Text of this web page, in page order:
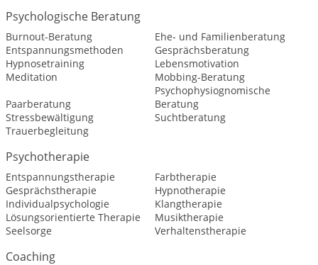
Psychologische Beratung
Burnout-Beratung
Ehe- und Familienberatung
Entspannungsmethoden
Gesprächsberatung
Hypnosetraining
Lebensmotivation
Meditation
Mobbing-Beratung
Paarberatung
Psychophysiognomische
Beratung
Stressbewältigung
Suchtberatung
Trauerbegleitung
Psychotherapie
Entspannungstherapie
Farbtherapie
Gesprächstherapie
Hypnotherapie
Individualpsychologie
Klangtherapie
Lösungsorientierte Therapie
Musiktherapie
Seelsorge
Verhaltenstherapie
Coaching